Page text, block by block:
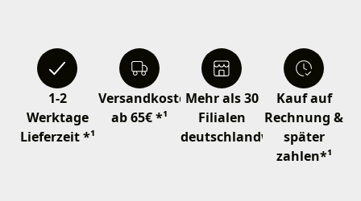
1-2
Werktage
Lieferzeit *¹
Versandkostenfrei
ab 65€ *¹
Mehr als 30
Filialen
deutschlandweit
Kauf auf
Rechnung &
später
zahlen*¹